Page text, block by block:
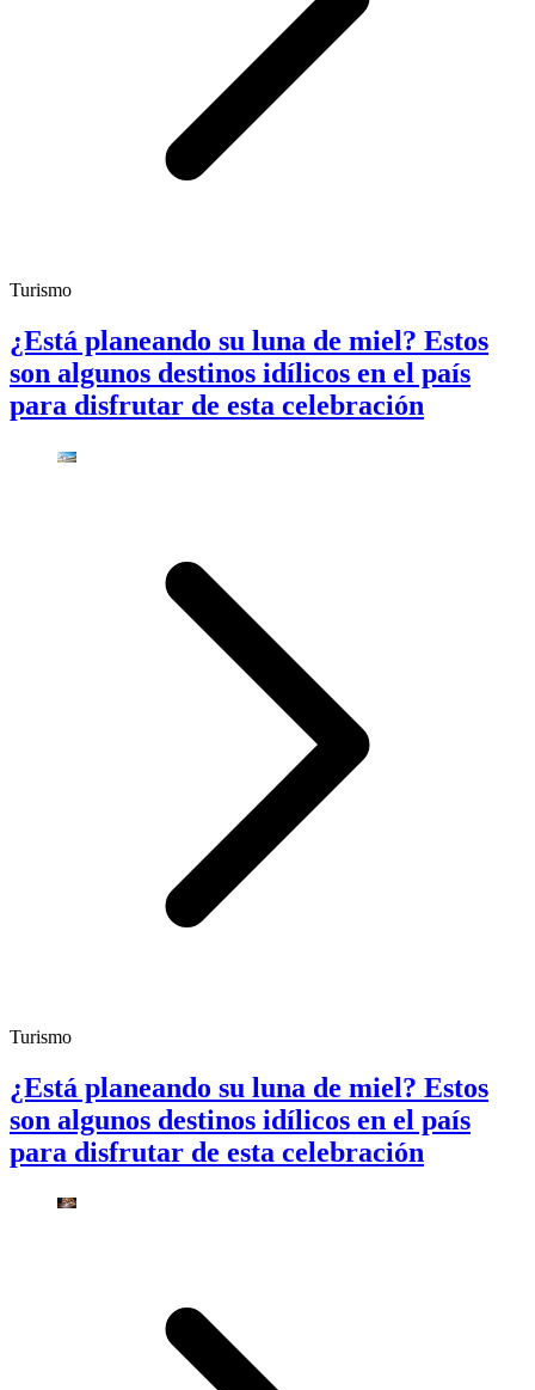
Turismo
¿Está planeando su luna de miel? Estos
son algunos destinos idílicos en el país
para disfrutar de esta celebración
Turismo
¿Está planeando su luna de miel? Estos
son algunos destinos idílicos en el país
para disfrutar de esta celebración